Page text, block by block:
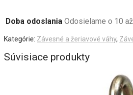
Doba odoslania Odosielame o 10
Kategórie: Závesné a žeriavové váhy,
Súvisiace produkty